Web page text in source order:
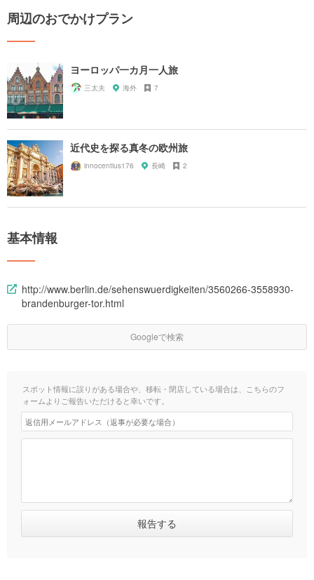
周辺のおでかけプラン
ヨーロッパ一カ月一人旅
三太夫 海外 7
近代史を探る真冬の欧州旅
innocentius176 長崎 2
基本情報
http://www.berlin.de/sehenswuerdigkeiten/3560266-3558930-
brandenburger-tor.html
Googleで検索
スポット情報に誤りがある場合や、移転・閉店している場合は、こちらのフ
ォームよりご報告いただけると幸いです。